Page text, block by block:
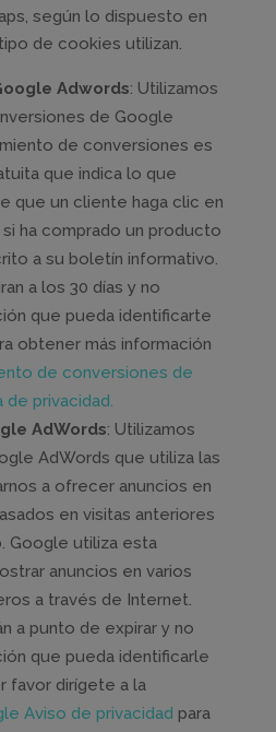
según lo dispuesto en
de cookies utilizan.
Adwords: Utilizamos
de Google
de conversiones es
que indica lo que
que un cliente haga clic en
ha comprado un producto
a su boletín informativo.
a los 30 días y no
que pueda identificarte
obtener más información
de conversiones de
privacidad.
AdWords: Utilizamos
AdWords que utiliza las
a ofrecer anuncios en
en visitas anteriores
Google utiliza esta
anuncios en varios
a través de Internet.
a punto de expirar y no
que pueda identificarle
favor dirígete a la
Aviso de privacidad para